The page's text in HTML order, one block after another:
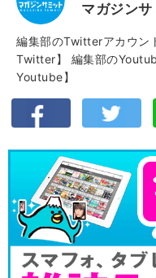
マガジン
編集部のTwitterアカウン
Twitter】
編集部の
Youtube】